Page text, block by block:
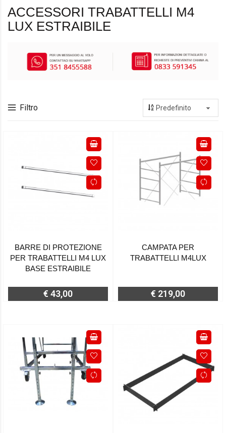
ACCESSORI TRABATTELLI M4
LUX ESTRAIBILE
Filtro
BARRE DI PROTEZIONE
PER TRABATTELLI M4 LUX
BASE ESTRAIBILE
€ 43,00
CAMPATA PER
TRABATTELLI M4LUX
€ 219,00